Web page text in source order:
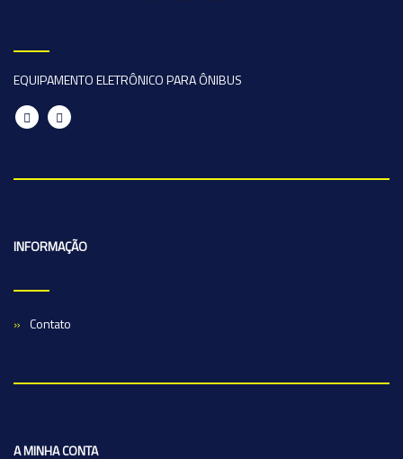
EQUIPAMENTO ELETRÔNICO PARA ÔNIBUS
INFORMAÇÃO
Contato
A MINHA CONTA